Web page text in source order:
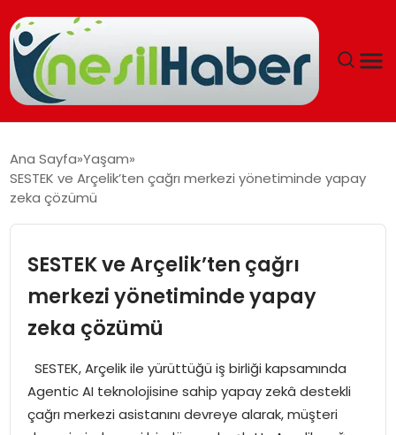
GÜNCEL
SOSYAL HABER
SPOR
EKONOMI
Ana Sayfa Yaşam
SESTEK ve Arçelik’ten çağrı merkezi yönetiminde yapay
zeka çözümü
SESTEK ve Arçelik’ten çağrı
merkezi yönetiminde yapay
zeka çözümü
SESTEK, Arçelik ile yürüttüğü iş birliği kapsamında
Agentic AI teknolojisine sahip yapay zekâ destekli
çağrı merkezi asistanını devreye alarak, müşteri